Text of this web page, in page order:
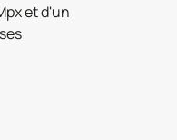
et d'un